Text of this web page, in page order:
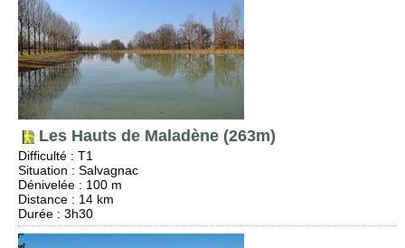
Les Hauts de Maladène (263m)
Difficulté : T1
Situation : Salvagnac
Dénivelée : 100 m
Distance : 14 km
Durée : 3h30